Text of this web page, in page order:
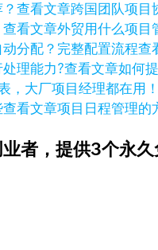
查看文章跨国团队项目
查看文章外贸用什么项目
查
查看文章如何
查看文章项目日程管理的
者，提供3个永